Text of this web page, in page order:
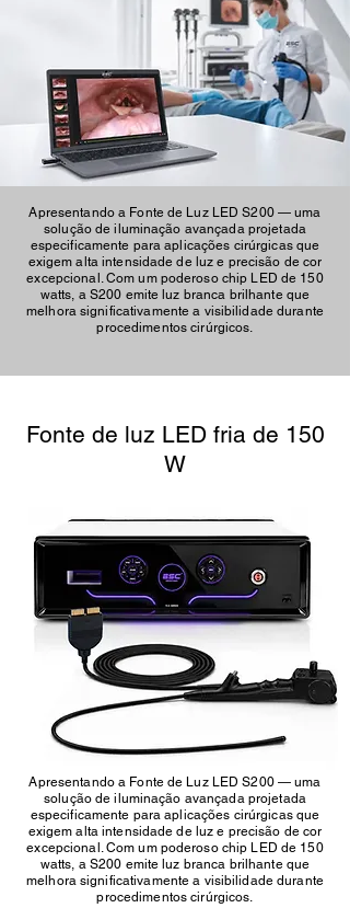
Apresentando a Fonte de Luz LED S200 — uma
solução de iluminação avançada projetada
especificamente para aplicações cirúrgicas que
exigem alta intensidade de luz e precisão de cor
excepcional. Com um poderoso chip LED de 150
watts, a S200 emite luz branca brilhante que
melhora significativamente a visibilidade durante
procedimentos cirúrgicos.
Fonte de luz LED fria de 150
W
Apresentando a Fonte de Luz LED S200 — uma
solução de iluminação avançada projetada
especificamente para aplicações cirúrgicas que
exigem alta intensidade de luz e precisão de cor
excepcional. Com um poderoso chip LED de 150
watts, a S200 emite luz branca brilhante que
melhora significativamente a visibilidade durante
procedimentos cirúrgicos.